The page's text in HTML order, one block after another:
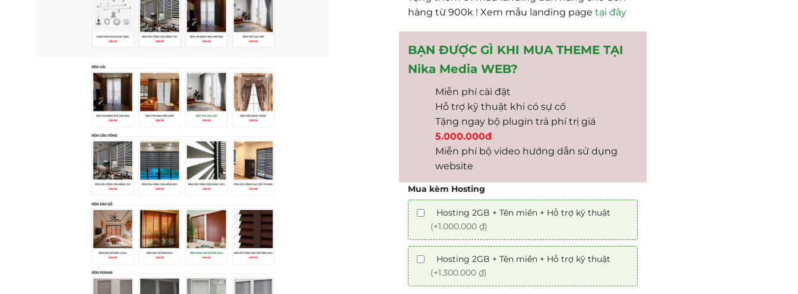
hàng từ 900k ! Xem mẫu landing page tại đây
BẠN ĐƯỢC GÌ KHI MUA THEME TẠI
Nika Media WEB?
Miễn phí cài đặt
Hỗ trợ kỹ thuật khi có sự cố
Tặng ngay bộ plugin trả phí trị giá
5.000.000đ
Miễn phí bộ video hướng dẫn sử dụng
website
Mua kèm Hosting
Hosting 2GB + Tên miền + Hỗ trợ kỹ thuật
(+1.000.000 ₫)
Hosting 2GB + Tên miền + Hỗ trợ kỹ thuật
(+1.300.000 ₫)